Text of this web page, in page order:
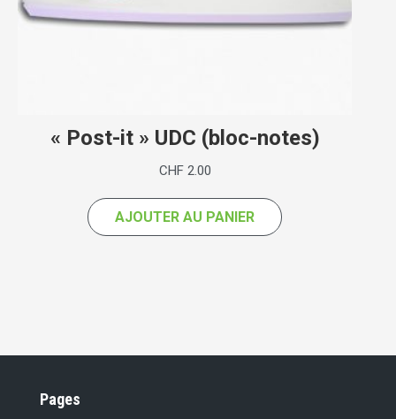
« Post-it » UDC (bloc-notes)
CHF2.00
AJOUTER AU PANIER
Pages